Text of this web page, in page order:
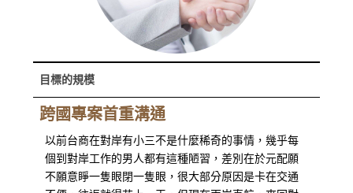
目標的規模
跨國專案首重溝通
以前台商在對岸有小三不是什麼稀奇的事情，幾乎每
個到對岸工作的男人都有這種陋習，差別在於元配願
不願意睜一隻眼閉一隻眼，很大部分原因是卡在交通